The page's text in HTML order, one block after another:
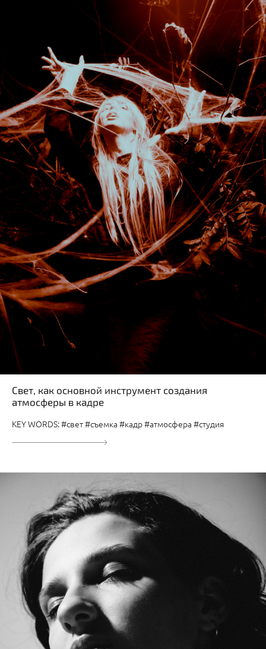
Свет, как основной инструмент создания
атмосферы в кадре
KEY WORDS: #свет #съемка #кадр #атмосфера #студия